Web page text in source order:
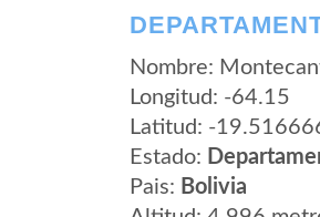
Nombre:
Longitud: -64.15
Latitud: -
Estado:
Pais: Bolivia